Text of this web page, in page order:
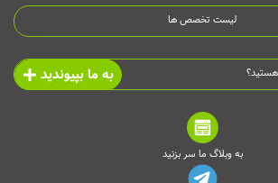
لیست تخصص ها
به ما بپیوندید
به وبلاگ ما سر بزنید